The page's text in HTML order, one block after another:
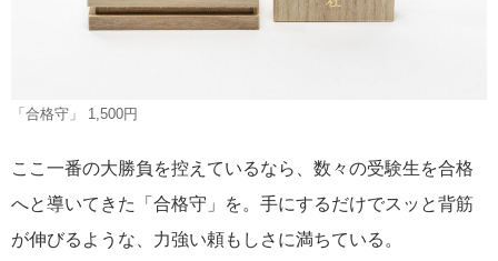
「合格守」 1,500円
ここ一番の大勝負を控えているなら、数々の受験生を合格
へと導いてきた「合格守」を。手にするだけでスッと背筋
が伸びるような、力強い頼もしさに満ちている。